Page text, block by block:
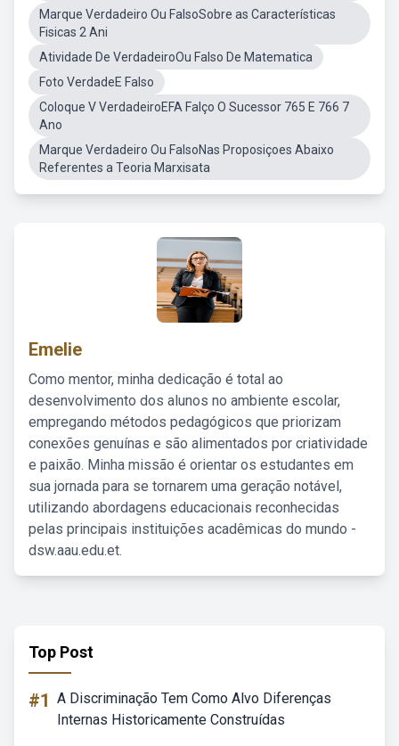
Marque Verdadeiro Ou FalsoSobre as Características
Fisicas 2 Ani
Atividade De VerdadeiroOu Falso De Matematica
Foto VerdadeE Falso
Coloque V VerdadeiroEFA Falço O Sucessor 765 E 766 7
Ano
Marque Verdadeiro Ou FalsoNas Proposiçoes Abaixo
Referentes a Teoria Marxisata
Emelie
Como mentor, minha dedicação é total ao
desenvolvimento dos alunos no ambiente escolar,
empregando métodos pedagógicos que priorizam
conexões genuínas e são alimentados por criatividade
e paixão. Minha missão é orientar os estudantes em
sua jornada para se tornarem uma geração notável,
utilizando abordagens educacionais reconhecidas
pelas principais instituições acadêmicas do mundo -
dsw.aau.edu.et.
Top Post
#1 A Discriminação Tem Como Alvo Diferenças
Internas Historicamente Construídas